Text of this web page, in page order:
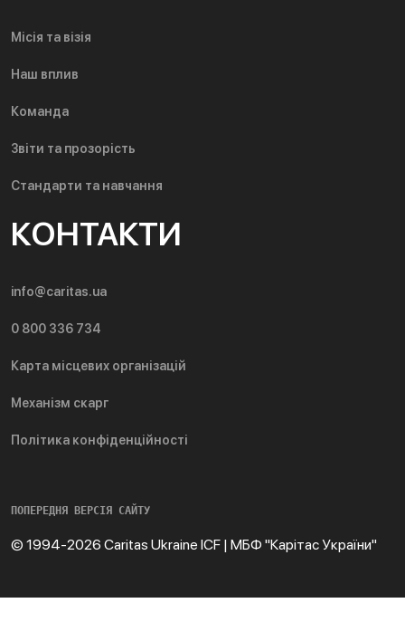
Місія та візія
Наш вплив
Команда
Звіти та прозорість
Стандарти та навчання
КОНТАКТИ
info@caritas.ua
0 800 336 734
Карта місцевих організацій
Механізм скарг
Політика конфіденційності
ПОПЕРЕДНЯ ВЕРСІЯ САЙТУ
© 1994-2026 Caritas Ukraine ICF | МБФ "Карітас України"